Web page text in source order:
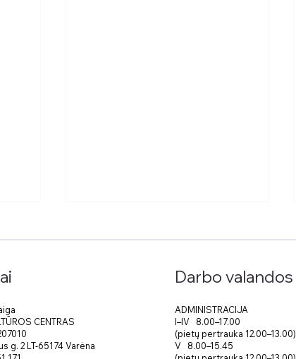
Kompiuterinių žaidimų
CENTRAS
g. 2 LT-65174 Varėna
Darbo valandos
ADMINISTRACIJA
I–IV 8.00–17.00
(pietų pertrauka 12.00–13.00)
V 8.00–15.45